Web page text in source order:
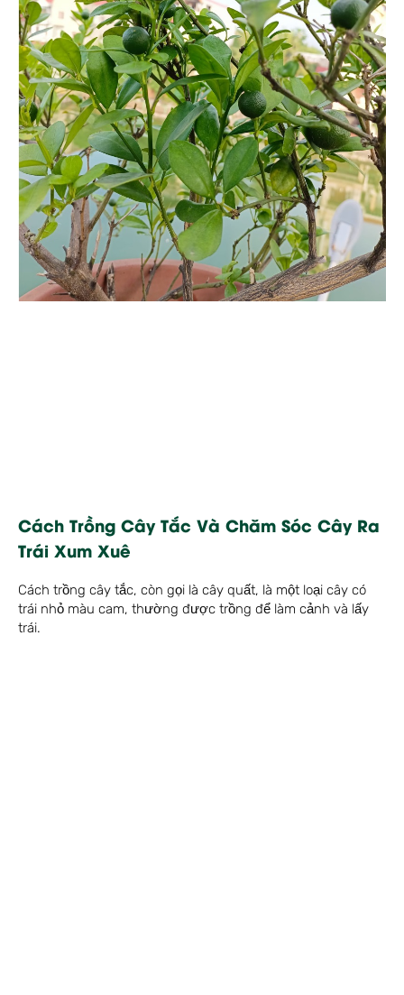
Cách Trồng Cây Tắc Và Chăm Sóc Cây Ra
Trái Xum Xuê
Cách trồng cây tắc, còn gọi là cây quất, là một loại cây có
trái nhỏ màu cam, thường được trồng để làm cảnh và lấy
trái.